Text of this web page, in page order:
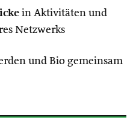
in Aktivitäten und
Netzwerks
und Bio gemeinsam